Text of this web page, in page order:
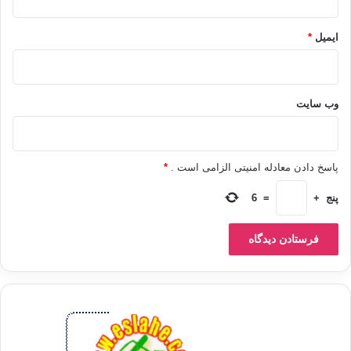
ایمیل *
وب‌ سایت
پاسخ دادن معادله امنیتی الزامی است . *
پنج +
=
6